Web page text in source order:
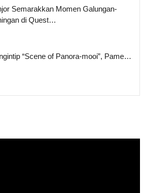
Semarakkan Momen Galungan-
di Quest…
“Scene of Panora-mooi”, Pame…